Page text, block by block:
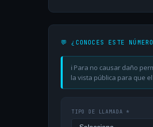
💬 ¿CONOCES ESTE
ℹ️ Para no causar daño
la vista pública para que
TIPO DE LLAMADA *